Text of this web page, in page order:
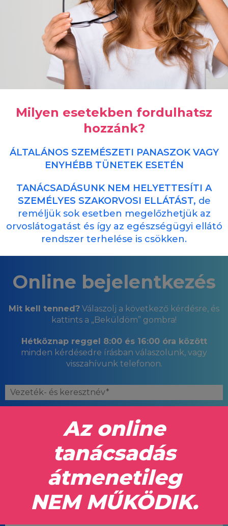
Milyen esetekben fordulhatsz
hozzánk?
ÁLTALÁNOS SZEMÉSZETI PANASZOK VAGY
ENYHÉBBTÜNETEK ESETÉN
TANÁCSADÁSUNK NEM HELYETTESÍTI A
SZEMÉLYES SZAKORVOSI ELLÁTÁST, de
reméljük sok esetben megelőzhetjük az
orvoslátogatást és így az egészségügyi ellátó
rendszer terhelése is csökken.
Online bejelentkezés
Mit kell tenned? Válaszolj a következő kérdésre, és
kattints a „Beküldöm” gombra!
Hétköznap reggel 8:00 és 16:00 óra között
minden kérdésedre írásban válaszolunk, vagy
visszahívunk telefonon.
Születési idő*